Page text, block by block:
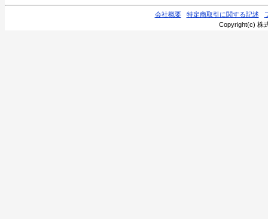
会社概要 特定商取引に関する記述
Copyright(c) 株